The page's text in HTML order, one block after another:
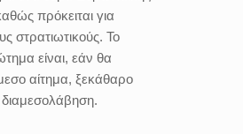
πρόκειται για
στρατιωτικούς. Το
είναι, εάν θα
αίτημα, ξεκάθαρο
διαμεσολάβηση.